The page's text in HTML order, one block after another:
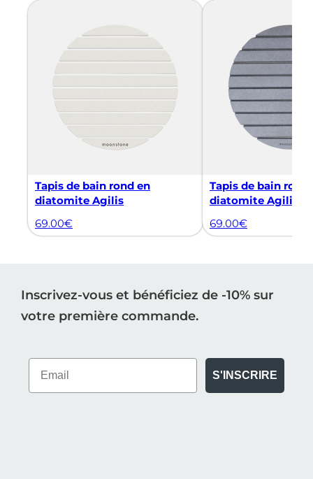
Tapis de bain rond en
diatomite Agilis
69.00€
Tapis de bain rond
diatomite Agilis
69.00€
Inscrivez-vous et bénéficiez de -10% sur
votre première commande.
S'INSCRIRE